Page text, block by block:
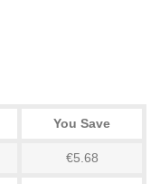
You Save
€5.68